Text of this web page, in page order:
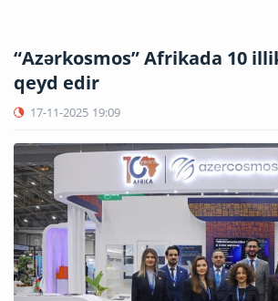
“Azərkosmos” Afrikada 10
qeyd edir
17-11-2025 19:09